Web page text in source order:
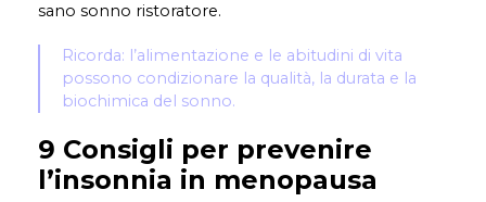
sano sonno ristoratore.
Ricorda: l’alimentazione e le abitudini di vita
possono condizionare la qualità, la durata e la
biochimica del sonno.
9 Consigli per prevenire
l’insonnia in menopausa